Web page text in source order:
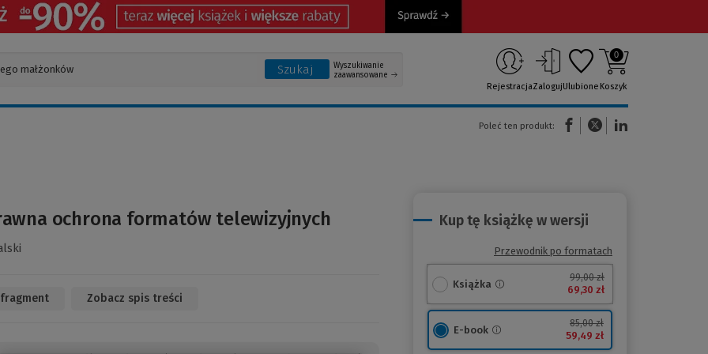
Szukaj
Wyszukiwanie
zaawansowane
RejestracjaZalogujUlubione
0
Koszyk
Poleć ten produkt:
(Nowe okno)(Link do innej strony)
ochrona formatów telewizyjnych
Zobacz spis treści
Kup tę książkę w wersji
Przewodnik po formatach
Książka
99,00 zł
69,30 zł
E-book
85,00 zł
59,49 zł